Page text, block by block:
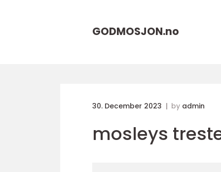
GODMOSJON.no
30. December 2023 by admin
mosleys